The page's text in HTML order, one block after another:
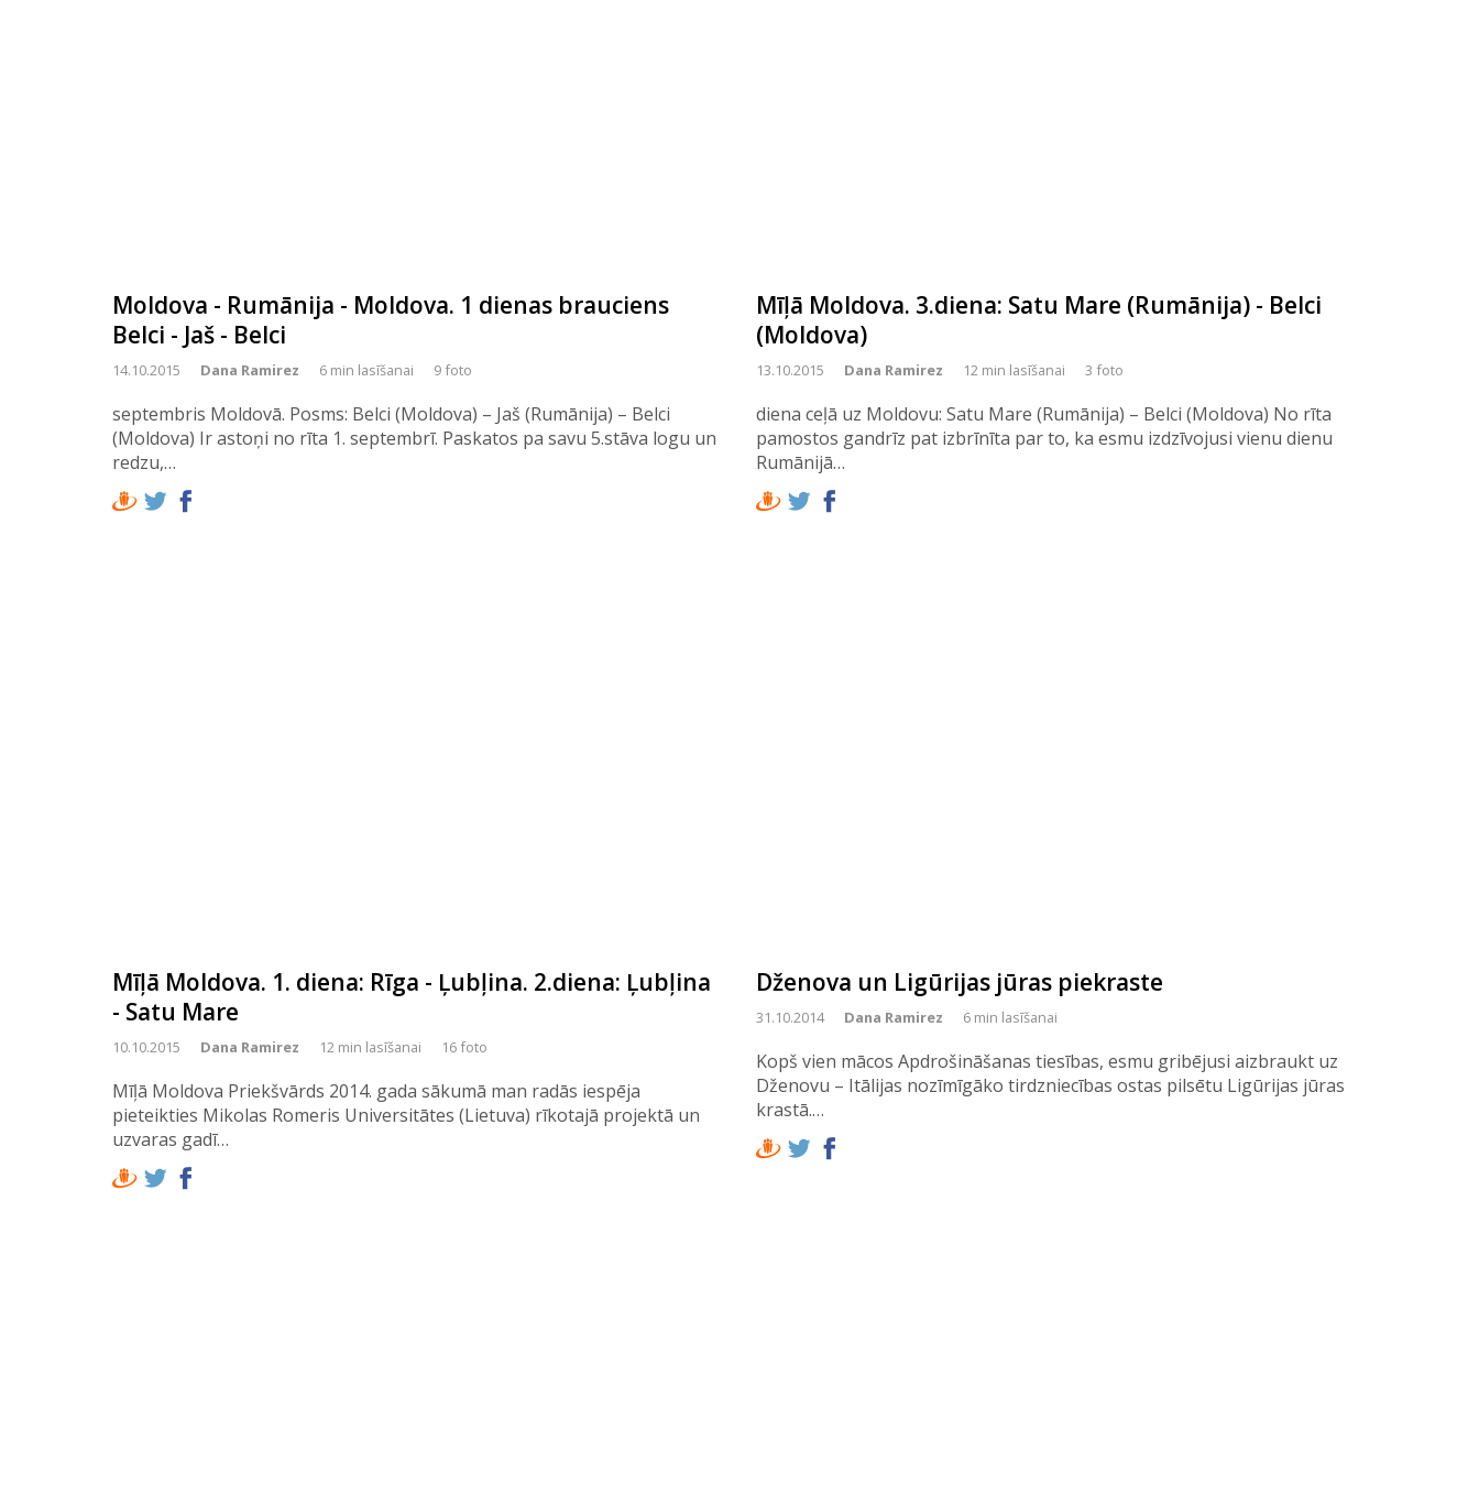
Moldova - Rumānija - Moldova. 1 dienas brauciens
Belci - Jaš - Belci
14.10.2015 Dana Ramirez 6 min lasīšanai 9 foto
septembris Moldovā. Posms: Belci (Moldova) – Jaš (Rumānija) – Belci
(Moldova) Ir astoņi no rīta 1. septembrī. Paskatos pa savu 5.stāva logu un
redzu,…
Mīļā Moldova. 3.diena: Satu Mare (Rumānija) - Belci
(Moldova)
13.10.2015 Dana Ramirez 12 min lasīšanai 3 foto
diena ceļā uz Moldovu: Satu Mare (Rumānija) – Belci (Moldova) No rīta
pamostos gandrīz pat izbrīnīta par to, ka esmu izdzīvojusi vienu dienu
Rumānijā…
Mīļā Moldova. 1. diena: Rīga - Ļubļina. 2.diena: Ļubļina
- Satu Mare
10.10.2015 Dana Ramirez 12 min lasīšanai 16 foto
Mīļā Moldova Priekšvārds 2014. gada sākumā man radās iespēja
pieteikties Mikolas Romeris Universitātes (Lietuva) rīkotajā projektā un
uzvaras gadī…
Dženova un Ligūrijas jūras piekraste
31.10.2014 Dana Ramirez 6 min lasīšanai
Kopš vien mācos Apdrošināšanas tiesības, esmu gribējusi aizbraukt uz
Dženovu – Itālijas nozīmīgāko tirdzniecības ostas pilsētu Ligūrijas jūras
krastā.…